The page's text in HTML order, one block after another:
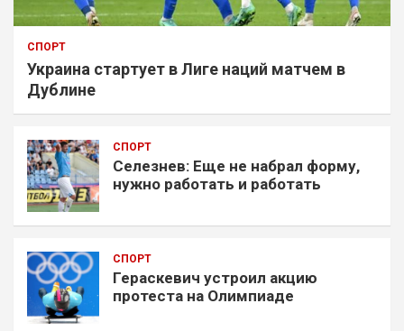
СПОРТ
Украина стартует в Лиге наций матчем в
Дублине
СПОРТ
Селезнев: Еще не набрал форму,
нужно работать и работать
СПОРТ
Гераскевич устроил акцию
протеста на Олимпиаде